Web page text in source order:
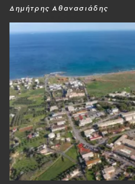
Δημήτρης Αθανασιάδης